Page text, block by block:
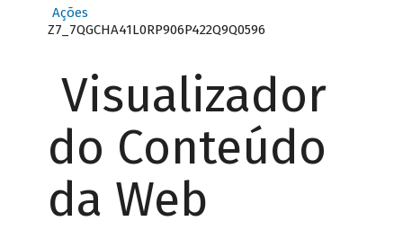
Ações
Z7_7QGCHA41L0RP906P422Q9Q0596
Visualizador
do Conteúdo
da Web